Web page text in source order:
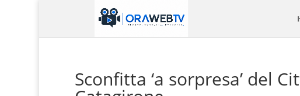
Sconfitta ‘a sorpresa’ del